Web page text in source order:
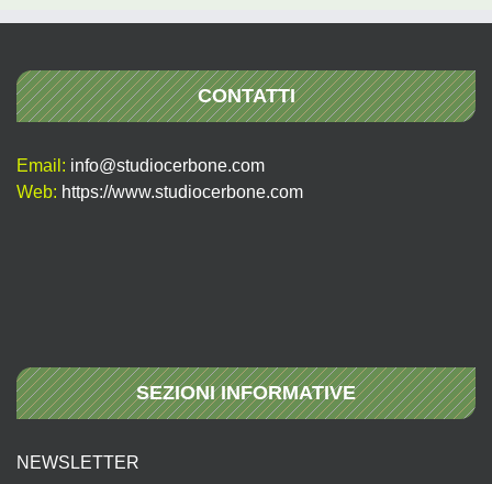
CONTATTI
Email: info@studiocerbone.com
Web: https://www.studiocerbone.com
SEZIONI INFORMATIVE
NEWSLETTER